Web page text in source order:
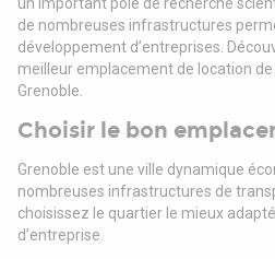
. Cloisonnement amovible
. Précâblage informatique et
. Climatisation réversible
. Tarif bleu
Surface RDC : 193 m²
Situation/Transports :
Tramway A
Dépot de garantie : 3 mois de loyer
un important pôle de recherche
de nombreuses infrastructures
développement d’entreprises.
meilleur emplacement de location
Grenoble.
Choisir le bon
Grenoble est une ville dynamique
nombreuses infrastructures de
choisissez le quartier le mieux
d’entreprise.